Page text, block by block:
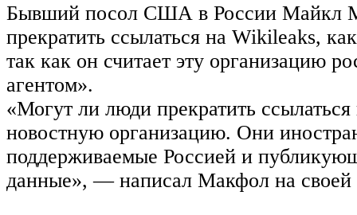
Бывший посол США в России Майкл
прекратить ссылаться на Wikileaks,
так как он считает эту организацию
агентом».
«Могут ли люди прекратить
новостную организацию. Они
поддерживаемые Россией и
данные», — написал Макфол на своей